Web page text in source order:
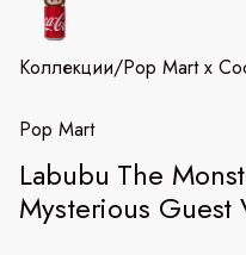
Коллекции/Pop Mart x
Pop Mart
Labubu The
Mysterious Guest